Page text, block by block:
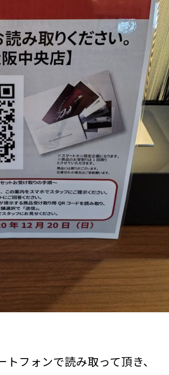
フォンで読み取って頂き、